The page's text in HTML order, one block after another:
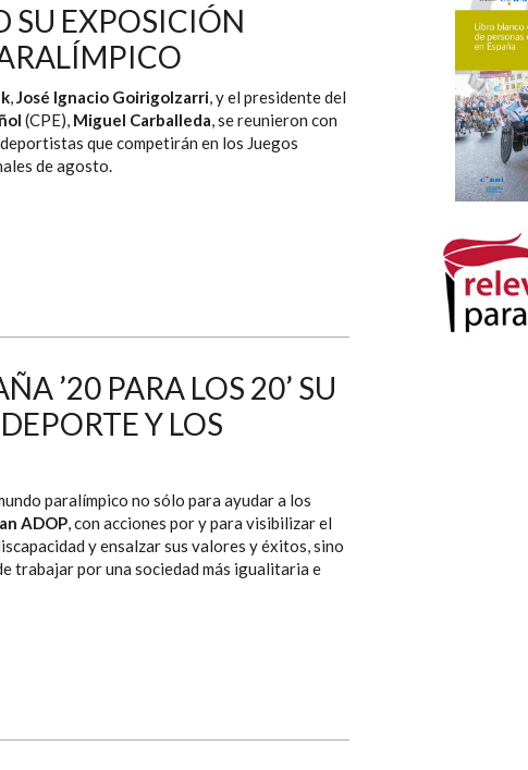
SU EXPOSICIÓN
,José Ignacio Goirigolzarri, y el presidente del
(CPE), Miguel Carballeda, se reunieron con
que competirán en los Juegos
de agosto.
’20 PARA LOS 20’ SU
Y LOS
paralímpico no sólo para ayudar a los
ADOP, con acciones por y para visibilizar el
y ensalzar sus valores y éxitos, sino
trabajar por una sociedad más igualitaria e